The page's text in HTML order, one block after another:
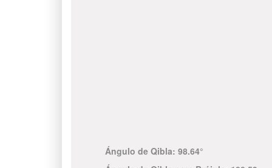
Ángulo de Qibla: 98.64°